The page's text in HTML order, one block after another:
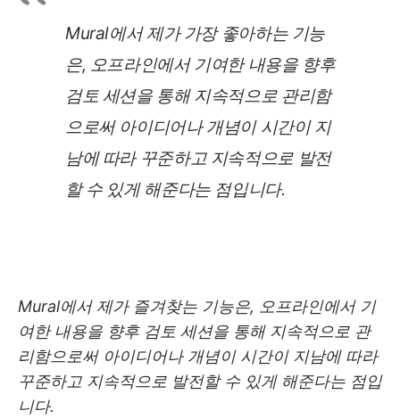
Mural에서 제가 가장 좋아하는 기능
은, 오프라인에서 기여한 내용을 향후
검토 세션을 통해 지속적으로 관리함
으로써 아이디어나 개념이 시간이 지
남에 따라 꾸준하고 지속적으로 발전
할 수 있게 해준다는 점입니다.
Mural에서 제가 즐겨찾는 기능은, 오프라인에서 기
여한 내용을 향후 검토 세션을 통해 지속적으로 관
리함으로써 아이디어나 개념이 시간이 지남에 따라
꾸준하고 지속적으로 발전할 수 있게 해준다는 점입
니다.